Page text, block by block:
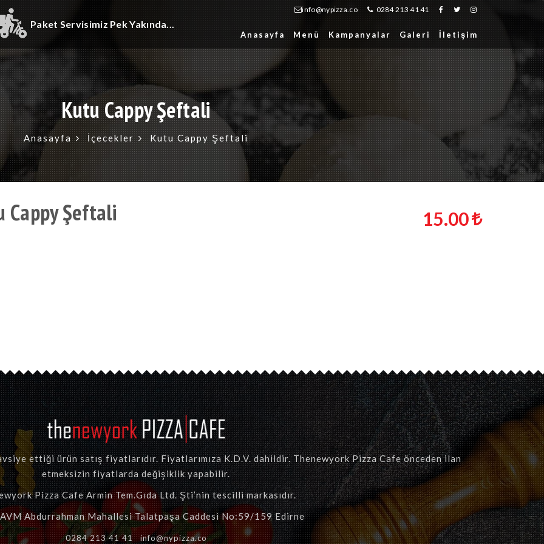
Paket Servisimiz Pek Yakında...
info@nypizza.co 0284 213 41 41
Anasayfa Menü Kampanyalar Galeri İletişim
Kutu Cappy Şeftali
Anasayfa İçecekler Kutu Cappy Şeftali
Cappy Şeftali 15.00
ettiği ürün satış fiyatlarıdır. Fiyatlarımıza K.D.V. dahildir. Thenewyork Pizza Cafe önceden ilan
etmeksizin fiyatlarda değişiklik yapabilir.
Pizza Cafe Armin Tem.Gıda Ltd. Şti’nin tescilli markasıdır.
Abdurrahman Mahallesi Talatpaşa Caddesi No:59/159 Edirne
0284 213 41 41 info@nypizza.co